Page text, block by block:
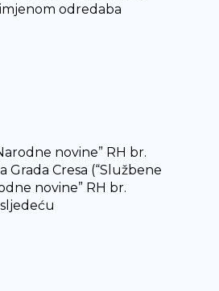
odredaba
novine” RH br.
Grada Cresa (“Službene
novine” RH br.
sljedeću